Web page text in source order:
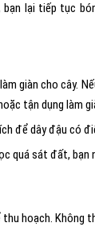
lại tiếp tục
giàn cho cây.
tận dụng làm
để dây đậu có
quá sát đất,
hoạch. Không